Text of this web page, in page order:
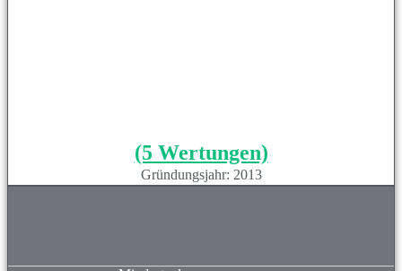
(5 Wertungen)
Gründungsjahr: 2013